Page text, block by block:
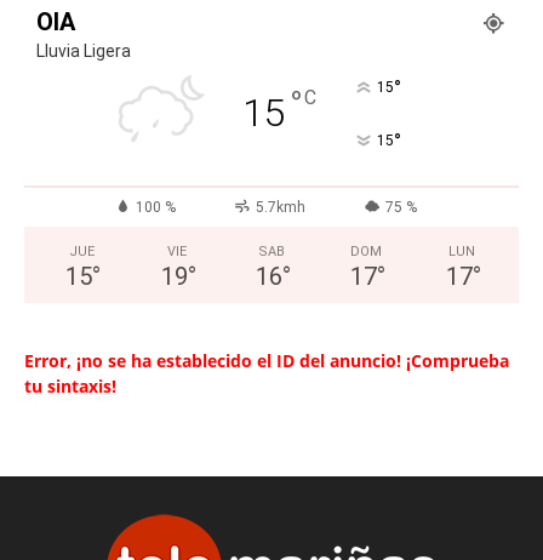
OIA
Lluvia Ligera
15 °C 15°
15°
100 % 5.7kmh 75 %
JUE
15°
VIE
19°
SAB
16°
DOM
17°
LUN
17°
Error, ¡no se ha establecido el ID del anuncio! ¡Comprueba
tu sintaxis!